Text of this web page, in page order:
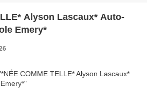
Alyson Lascaux* Auto-
Emery*